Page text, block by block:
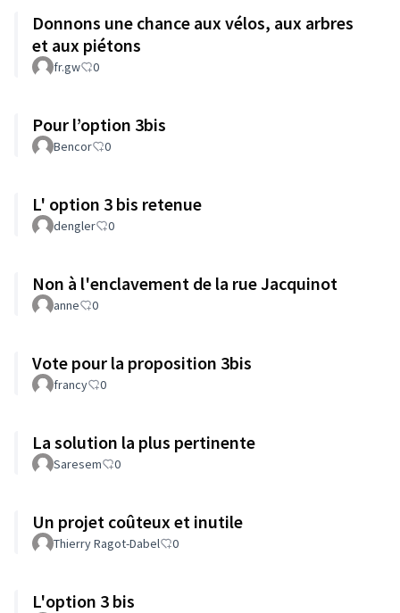
Donnons une chance aux vélos, aux arbres
et aux piétons
fr.gw 0
Pour l’option 3bis
Bencor 0
L' option 3 bis retenue
dengler 0
Non à l'enclavement de la rue Jacquinot
anne 0
Vote pour la proposition 3bis
francy 0
La solution la plus pertinente
Saresem 0
Un projet coûteux et inutile
Thierry Ragot-Dabel 0
L'option 3 bis